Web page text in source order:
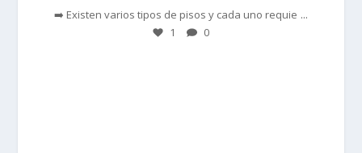
➡️ Existen varios tipos de pisos y cada uno requie ...
1 0